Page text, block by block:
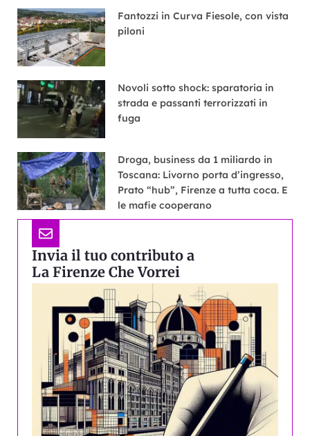
Fantozzi in Curva Fiesole, con vista
piloni
Novoli sotto shock: sparatoria in
strada e passanti terrorizzati in
fuga
Droga, business da 1 miliardo in
Toscana: Livorno porta d’ingresso,
Prato “hub”, Firenze a tutta coca. E
le mafie cooperano
Invia il tuo contributo a
La Firenze Che Vorrei